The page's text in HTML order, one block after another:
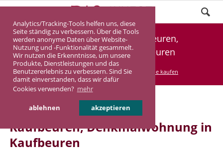
Analytics/Tracking-Tools helfen uns, diese
Seite ständig zu verbessern. Über die Tools
werden anonyme Daten über Website-
Nutzung und -Funktionalität gesammelt.
Wir nutzen die Erkenntnisse, um unsere
Produkte, Dienstleistungen und das
Benutzererlebnis zu verbessern. Sind Sie
damit einverstanden, dass wir dafür
Cookies verwenden? mehr
ablehnen akzeptieren
Denkmalimmobilie Kaufbeuren,
Denkmalwohnung Kaufbeuren
DASINVEST Service Denkmalimmobilie kaufen
Denkmalimmobilie in
Kaufbeuren, Denkmalwohnung in
Kaufbeuren